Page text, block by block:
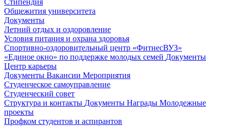
Общежития университета
Документы
Летний отдых и оздоровление
Условия питания и охрана здоровья
Спортивно-оздоровительный центр «ФитнесВУЗ»
«Единое окно» по поддержке молодых семей Документы
Центр карьеры
Документы Вакансии Мероприятия
Студенческое самоуправление
Студенческий совет
Структура и контакты Документы Награды Молодежные
проекты
Профком студентов и аспирантов